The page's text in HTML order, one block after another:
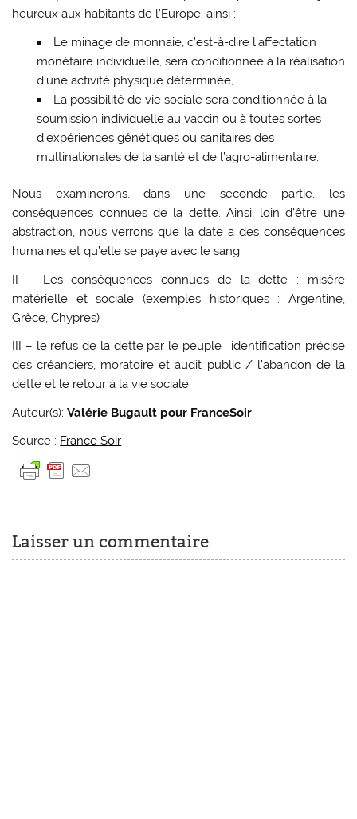
heureux aux habitants de l’Europe, ainsi :
Le minage de monnaie, c’est-à-dire l’affectation
monétaire individuelle, sera conditionnée à la réalisation
d’une activité physique déterminée,
La possibilité de vie sociale sera conditionnée à la
soumission individuelle au vaccin ou à toutes sortes
d’expériences génétiques ou sanitaires des
multinationales de la santé et de l’agro-alimentaire.
Nous examinerons, dans une seconde partie, les
conséquences connues de la dette. Ainsi, loin d’être une
abstraction, nous verrons que la date a des conséquences
humaines et qu’elle se paye avec le sang.
II – Les conséquences connues de la dette : misère
matérielle et sociale (exemples historiques : Argentine,
Grèce, Chypres)
III – le refus de la dette par le peuple : identification précise
des créanciers, moratoire et audit public / l’abandon de la
dette et le retour à la vie sociale
Auteur(s):Valérie Bugault pour FranceSoir
Source : France Soir
Laisser un commentaire